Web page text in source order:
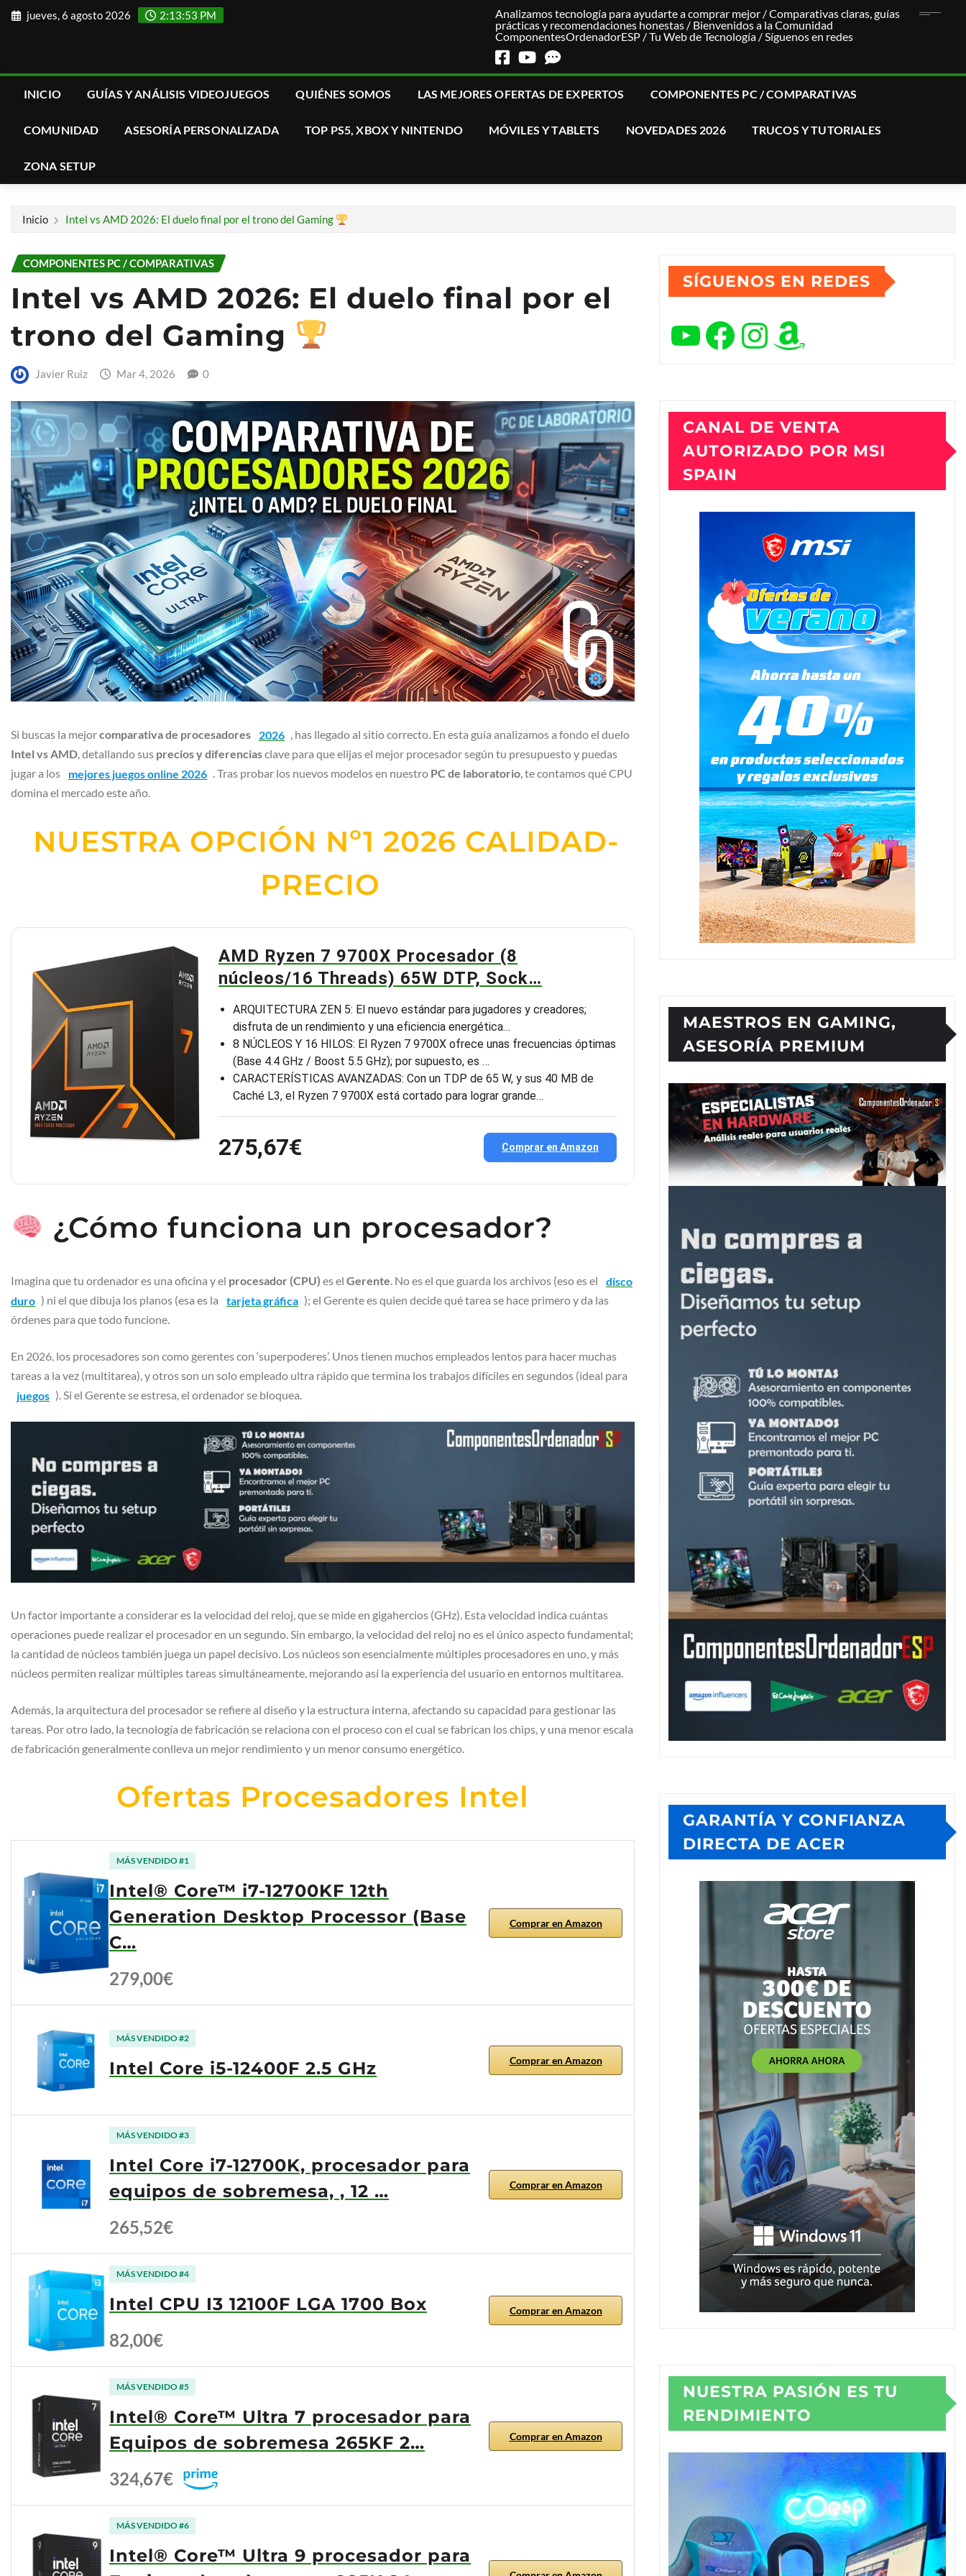
Saltarjueves, 6 agosto 2026 2:13:54 PM
Analizamos tecnología para ayudarte a comprar mejor / Comparativas claras, guías
prácticas y recomendaciones honestas / Bienvenidos a la Comunidad
ComponentesOrdenadorESP / Tu Web de Tecnología / Síguenos en redes
INICIO GUÍAS Y ANÁLISIS VIDEOJUEGOS QUIÉNES SOMOS LAS MEJORES OFERTAS DE EXPERTOS COMPONENTES PC / COMPARATIVAS
COMUNIDAD ASESORÍA PERSONALIZADA TOP PS5, XBOX Y NINTENDO MÓVILES Y TABLETS NOVEDADES 2026 TRUCOS Y TUTORIALES
ZONA SETUP
Inicio Intel vs AMD 2026: El duelo final por el trono del Gaming
COMPONENTES PC / COMPARATIVAS
Intel vs AMD 2026: El duelo final por el
trono del Gaming
Javier Ruiz Mar 4, 2026 0
Si buscas la mejorcomparativa de procesadores 2026 , has llegado al sitio correcto. En esta guía analizamos a fondo el duelo
Intel vs AMD, detallando sus precios y diferenciasclave para que elijas el mejor procesador según tu presupuesto y puedas
jugar a los
mejores juegos online 2026 . Tras probar los nuevos modelos en nuestro PC de laboratorio, te contamos qué CPU
domina el mercado este año.
NUESTRA OPCIÓN Nº1 2026 CALIDAD-
PRECIO
AMD Ryzen 7 9700X Procesador (8
núcleos/16 Threads) 65W DTP, Sock…
ARQUITECTURA ZEN 5: El nuevo estándar para jugadores y creadores;
disfruta de un rendimiento y una eficiencia energética…
8 NÚCLEOS Y 16 HILOS: El Ryzen 7 9700X ofrece unas frecuencias óptimas
(Base 4.4 GHz / Boost 5.5 GHz); por supuesto, es …
CARACTERÍSTICAS AVANZADAS: Con un TDP de 65 W, y sus 40 MB de
Caché L3, el Ryzen 7 9700X está cortado para lograr grande…
275,67€ Comprar en Amazon
¿Cómo funciona un procesador?
Imagina que tu ordenador es una oficina y el procesador (CPU) es el Gerente. No es el que guarda los archivos (eso es el
disco
duro ) ni el que dibuja los planos (esa es la tarjeta gráfica ); el Gerente es quien decide qué tarea se hace primero y da las
órdenes para que todo funcione.
En 2026, los procesadores son como gerentes con ‘superpoderes’. Unos tienen muchos empleados lentos para hacer muchas
tareas a la vez (multitarea), y otros son un solo empleado ultra rápido que termina los trabajos difíciles en segundos (ideal para
juegos ). Si el Gerente se estresa, el ordenador se bloquea.
Un factor importante a considerar es la velocidad del reloj, que se mide en gigahercios (GHz). Esta velocidad indica cuántas
operaciones puede realizar el procesador en un segundo. Sin embargo, la velocidad del reloj no es el único aspecto fundamental;
la cantidad de núcleos también juega un papel decisivo. Los núcleos son esencialmente múltiples procesadores en uno, y más
núcleos permiten realizar múltiples tareas simultáneamente, mejorando así la experiencia del usuario en entornos multitarea.
Además, la arquitectura del procesador se refiere al diseño y la estructura interna, afectando su capacidad para gestionar las
tareas. Por otro lado, la tecnología de fabricación se relaciona con el proceso con el cual se fabrican los chips, y una menor escala
de fabricación generalmente conlleva un mejor rendimiento y un menor consumo energético.
Ofertas Procesadores Intel
MÁS VENDIDO #1
Intel® Core™ i7-12700KF 12th
Generation Desktop Processor (Base
C…
279,00€
Comprar en Amazon
MÁS VENDIDO #2
Intel Core i5-12400F 2.5 GHz Comprar en Amazon
MÁS VENDIDO #3
Intel Core i7-12700K, procesador para
equipos de sobremesa, , 12 …
265,52€
Comprar en Amazon
MÁS VENDIDO #4
Intel CPU I3 12100F LGA 1700 Box
82,00€
Comprar en Amazon
MÁS VENDIDO #5
Intel® Core™ Ultra 7 procesador para
Equipos de sobremesa 265KF 2…
324,67€
Comprar en Amazon
MÁS VENDIDO #6
Intel® Core™ Ultra 9 procesador para
SÍGUENOS EN REDES
YouTube
Facebook
Instagram
Amazon
CANAL DE VENTA
AUTORIZADO POR MSI
SPAIN
MAESTROS EN GAMING,
ASESORÍA PREMIUM
GARANTÍA Y CONFIANZA
DIRECTA DE ACER
NUESTRA PASIÓN ES TU
RENDIMIENTO